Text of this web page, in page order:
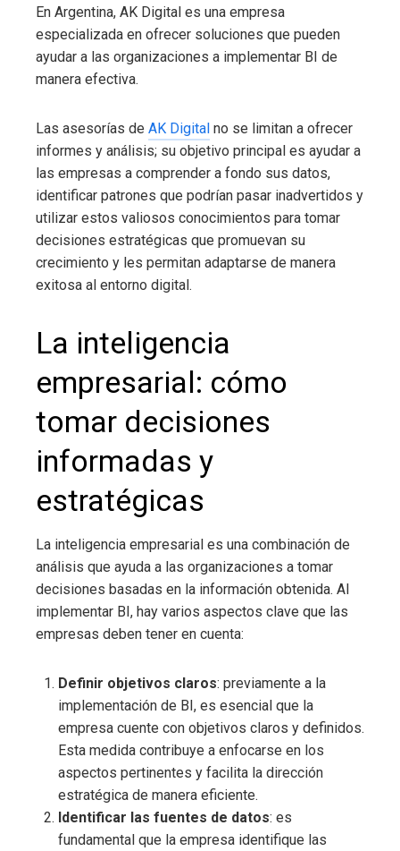
En Argentina, AK Digital es una empresa
especializada en ofrecer soluciones que pueden
ayudar a las organizaciones a implementar BI de
manera efectiva.
Las asesorías de AK Digital no se limitan a ofrecer
informes y análisis; su objetivo principal es ayudar a
las empresas a comprender a fondo sus datos,
identificar patrones que podrían pasar inadvertidos y
utilizar estos valiosos conocimientos para tomar
decisiones estratégicas que promuevan su
crecimiento y les permitan adaptarse de manera
exitosa al entorno digital.
La inteligencia
empresarial: cómo
tomar decisiones
informadas y
estratégicas
La inteligencia empresarial es una combinación de
análisis que ayuda a las organizaciones a tomar
decisiones basadas en la información obtenida. Al
implementar BI, hay varios aspectos clave que las
empresas deben tener en cuenta:
Definir objetivos claros: previamente a la
implementación de BI, es esencial que la
empresa cuente con objetivos claros y definidos.
Esta medida contribuye a enfocarse en los
aspectos pertinentes y facilita la dirección
estratégica de manera eficiente.
Identificar las fuentes de datos: es
fundamental que la empresa identifique las